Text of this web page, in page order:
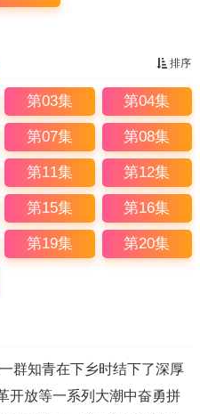
排序
第03集 第04集
第07集 第08集
第11集 第12集
第15集 第16集
第19集 第20集
知青在下乡时结下了深厚
开放等一系列大潮中奋勇拼